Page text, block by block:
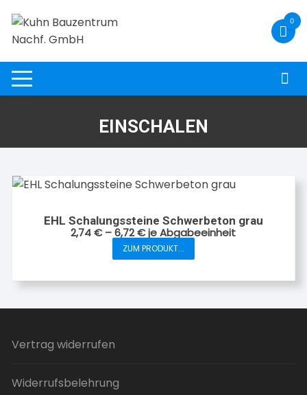
Inhalt
springen
0
EINSCHALEN
EHL Schalungssteine Schwerbeton grau
2,74€–6,72€je Abgabeeinheit
ZUM PRODUKT...
Dieses
weist
mehrere
Vertrag widerrufen
Widerrufsbelehrung